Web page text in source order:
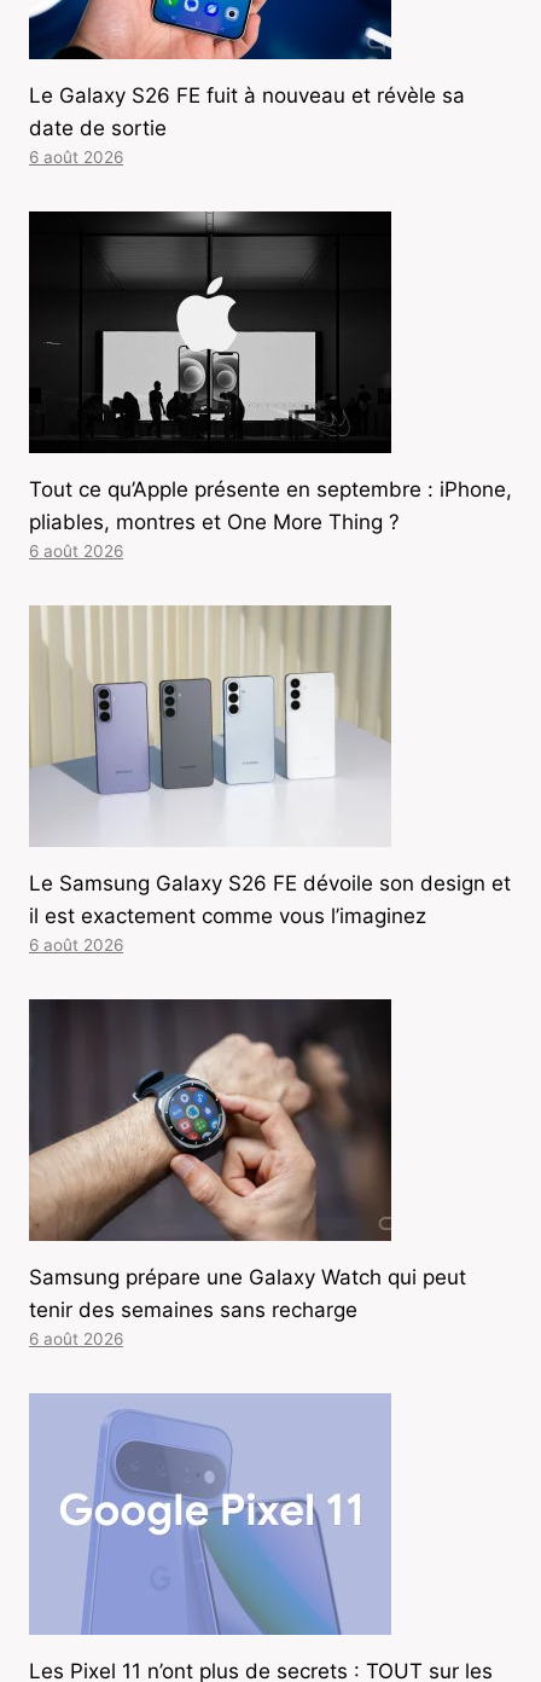
Le Galaxy S26 FE fuit à nouveau et révèle sa
date de sortie
6 août 2026
Tout ce qu’Apple présente en septembre : iPhone,
pliables, montres et One More Thing ?
6 août 2026
Le Samsung Galaxy S26 FE dévoile son design et
il est exactement comme vous l’imaginez
6 août 2026
Samsung prépare une Galaxy Watch qui peut
tenir des semaines sans recharge
6 août 2026
Les Pixel 11 n’ont plus de secrets : TOUT sur les